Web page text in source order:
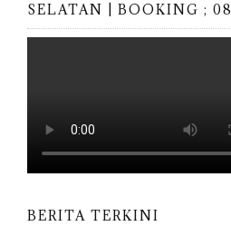
SELATAN | BOOKING ;
BERITA TERKINI